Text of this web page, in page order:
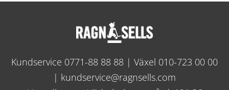
Kundservice 0771-88 88 88 | Växel 010-723 00 00
| kundservice@ragnsells.com